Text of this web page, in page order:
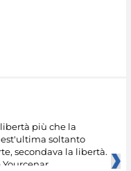
più che la
soltanto
secondava la libertà.